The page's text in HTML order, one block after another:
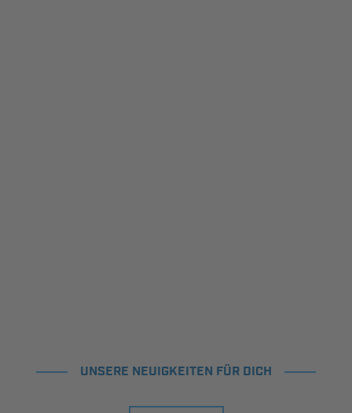
UNSERE NEUIGKEITEN FÜR DICH